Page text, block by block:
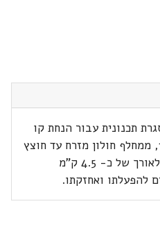
תכנונית עבור הנחת קו
מים שפירים בקוטר של "100, ממחלף חולון מזרח עד חוצץ
ראשל"צ מערב (קריית גנים) לאורך של כ- 4.5 ק"מ
להפעלתו ואחזקתו.